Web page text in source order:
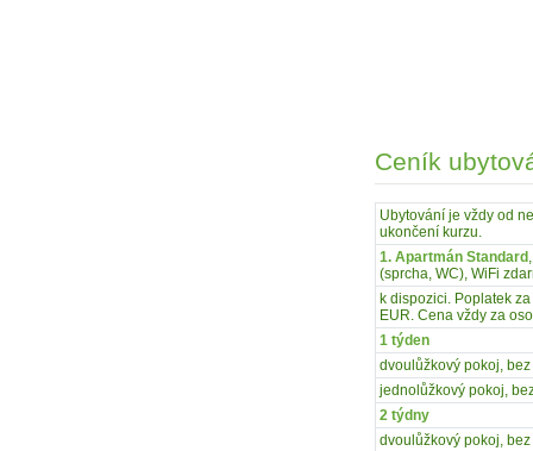
Ceník
Ubytování je vždy od
ukončení kurzu.
1. Apartmán Standard
(sprcha, WC), WiFi
k dispozici. Poplatek
EUR. Cena vždy za
1 týden
dvoulůžkový pokoj, bez
jednolůžkový pokoj,
2 týdny
dvoulůžkový pokoj, bez